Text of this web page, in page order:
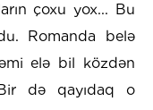
çoxu yox... Bu
Romanda belə
elə bil közdən
də qayıdaq o